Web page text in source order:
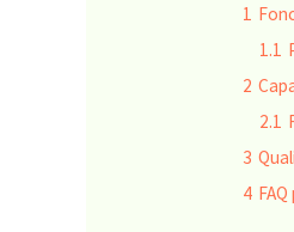
1
1.1
2
2.1
3
4